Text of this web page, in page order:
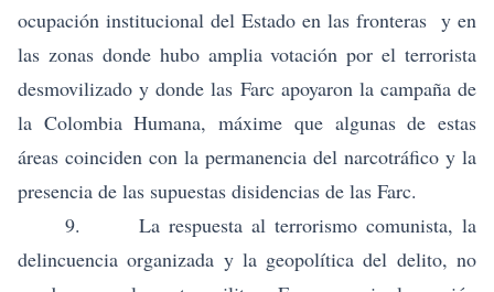
ocupación institucional del Estado en las fronteras y en
las zonas donde hubo amplia votación por el terrorista
desmovilizado y donde las Farc apoyaron la campaña de
la Colombia Humana, máxime que algunas de estas
áreas coinciden con la permanencia del narcotráfico y la
presencia de las supuestas disidencias de las Farc.
9. La respuesta al terrorismo comunista, la
delincuencia organizada y la geopolítica del delito, no